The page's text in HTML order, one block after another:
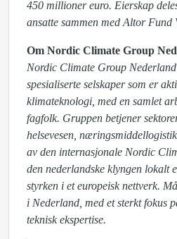
450 millioner euro. Eierskap
ansatte sammen med Altor Fund
Om Nordic Climate Group
Nordic Climate Group
spesialiserte selskaper som er
klimateknologi, med en samlet
fagfolk. Gruppen betjener
helsevesen,
av den internasjonale Nordic
den nederlandske klyngen lokalt
styrken i et europeisk nettverk.
i Nederland, med et sterkt fokus
teknisk ekspertise.